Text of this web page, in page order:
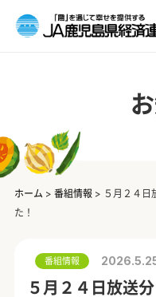
ホーム > 番組情報 > ５月２４日
た！
番組情報
５月２４日放送